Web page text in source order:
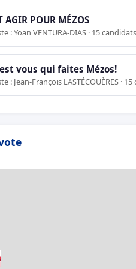
AGIR POUR MÉZOS
: Yoan VENTURA-DIAS · 15 candidats
vous qui faites Mézos!
: Jean-François LASTÉCOUÈRES ·